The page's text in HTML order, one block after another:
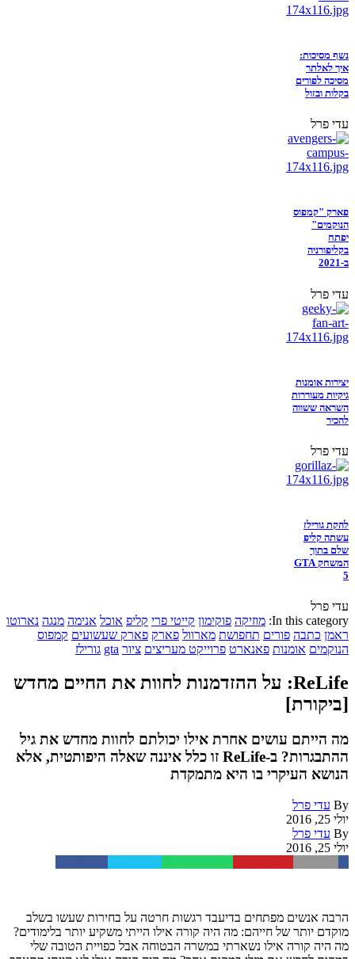
נשף מסיכות:
איך לאלתר
מסיכה לפורים
בקלות ובזול
עדי פרל
פארק "קמפוס
הנוקמים"
יפתח
בקליפורניה
ב-2021
עדי פרל
יצירות אומנות
גיקיות מעוררות
השראה ששווה
להכיר
עדי פרל
להקת גורילז
עשתה קליפ
שלם בתוך
המשחק GTA
5
עדי פרל
In this category: מוזיקה פוקימון קייטי פרי קליפ אוכל אנימה מנגה נארוטו
ראמן כתבה פורים תחפושת מארוול פארק פארק שעשועים קמפוס
הנוקמים אומנות פאנארט פרוייקט מעריצים ציור gta גורילז
ReLife: על ההזדמנות לחוות את החיים מחדש
[ביקורת]
מה הייתם עושים אחרת אילו יכולתם לחוות מחדש את גיל
ההתבגרות? ב-ReLife זו כלל איננה שאלה היפותטית, אלא
הנושא העיקרי בו היא מתמקדת
By עדי פרל
יולי 25, 2016
By עדי פרל
יולי 25, 2016
הרבה אנשים מפתחים בדיעבד רגשות חרטה על בחירות שעשו בשלב
מוקדם יותר של חייהם: מה היה קורה אילו הייתי משקיע יותר בלימודים?
מה היה קורה אילו נשארתי במשרה הבטוחה אבל כפויית הטובה שלי